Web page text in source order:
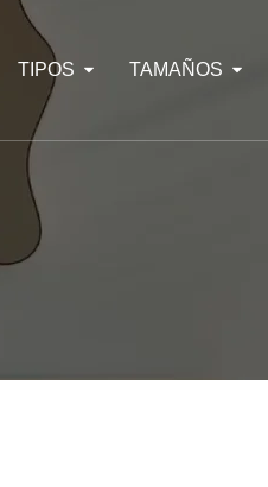
TIPOS TAMAÑOS